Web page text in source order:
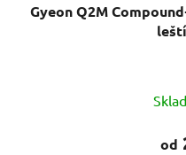
Gyeon Q2M
od